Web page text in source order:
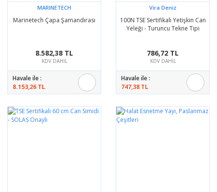
MARINETECH
Marinetech Çapa Şamandırası
8.582,38 TL
KDV DAHİL
Havale ile :
8.153,26 TL
Vira Deniz
100N TSE Sertifikalı Yetişkin Can
Yeleği - Turuncu Tekne Tipi
786,72 TL
KDV DAHİL
Havale ile :
747,38 TL